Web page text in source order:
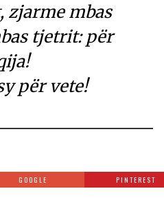
zjarme mbas
tjetrit: për
për vete!
GOOGLE PINTEREST